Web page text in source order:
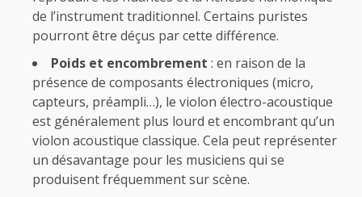
de l’instrument traditionnel. Certains puristes
pourront être déçus par cette différence.
Poids et encombrement : en raison de la
présence de composants électroniques (micro,
capteurs, préampli…), le violon électro-acoustique
est généralement plus lourd et encombrant qu’un
violon acoustique classique. Cela peut représenter
un désavantage pour les musiciens qui se
produisent fréquemment sur scène.